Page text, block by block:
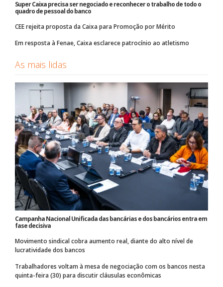
Super Caixa precisa ser negociado e reconhecer o trabalho de todo o
quadro de pessoal do banco
CEE rejeita proposta da Caixa para Promoção por Mérito
Em resposta à Fenae, Caixa esclarece patrocínio ao atletismo
As mais lidas
Campanha Nacional Unificada das bancárias e dos bancários entra em
fase decisiva
Movimento sindical cobra aumento real, diante do alto nível de
lucratividade dos bancos
Trabalhadores voltam à mesa de negociação com os bancos nesta
quinta-feira (30) para discutir cláusulas econômicas